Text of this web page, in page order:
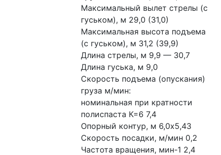
Максимальный вылет стрелы (с
гуськом), м 29,0 (31,0)
Максимальная высота подъема
(с гуськом), м 31,2 (39,9)
Длина стрелы, м 9,9 — 30,7
Длина гуська, м 9,0
Скорость подъема (опускания)
груза м/мин:
номинальная при кратности
полиспаста К=6 7,4
Опорный контур, м 6,0х5,43
Скорость посадки, м/мин 0,2
Частота вращения, мин-1 2,4